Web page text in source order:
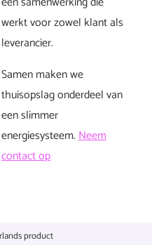
werkt voor zowel klant als
leverancier.
Samen maken we
thuisopslag onderdeel van
een slimmer
energiesysteem.Neem
contact op
product